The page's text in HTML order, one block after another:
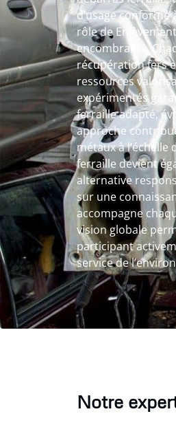
d’usage conforme
rôle de
encombrants.
récupération fers
ressources
expérimentés
ferraille adapté,
approche
métaux à l’échelle
ferraille devient
alternative
sur une
accompagne
vision globale
participant
service de
Notre